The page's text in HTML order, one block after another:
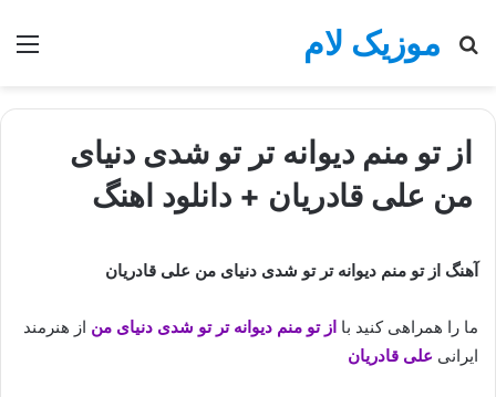
موزیک لام
جستجو
از تو منم دیوانه تر تو شدی دنیای
من علی قادریان + دانلود اهنگ
آهنگ از تو منم دیوانه تر تو شدی دنیای من علی قادریان
ما را همراهی کنید با از تو منم دیوانه تر تو شدی دنیای من از هنرمند
ایرانی علی قادریان